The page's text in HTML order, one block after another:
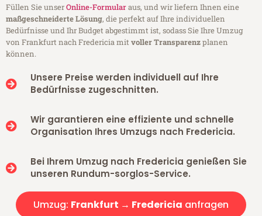
Füllen Sie unserOnline-Formularaus, und wir liefern Ihnen eine
maßgeschneiderte Lösung, die perfekt auf Ihre individuellen
Bedürfnisse und Ihr Budget abgestimmt ist, sodass Sie Ihre Umzug
von Frankfurt nach Fredericia mitvoller Transparenzplanen
können.
Unsere Preise werden individuell auf Ihre
Bedürfnisse zugeschnitten.
Wir garantieren eine effiziente und schnelle
Organisation Ihres Umzugs nach Fredericia.
Bei Ihrem Umzug nach Fredericia genießen Sie
unseren Rundum-sorglos-Service.
Umzug: Frankfurt → Fredericia anfragen